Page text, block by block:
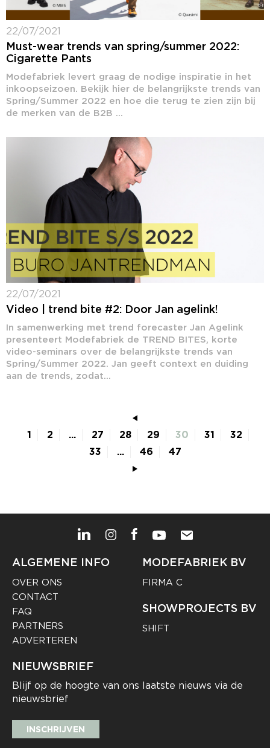
22/07/2021
Must-wear trends van spring/summer 2022:
Cigarette Pants
Modefabriek levert graag de nodige inspiratie in het
inkoopseizoen. Bekijk hier de belangrijkste trends van
Spring/Summer 2022 en hoe die terug te zien zijn bij
de merken van de B2B ...
22/07/2021
Video | trend bite #2: Door Jan agelink!
In samenwerking met trend forecaster Jan Agelink
presenteert Modefabriek de TREND BITES, korte
video-seminars over de belangrijkste trends van
Spring/Summer 2022. Jan geeft context en duiding
aan de trends, zodat...
1 2 ... 27 28 29 30 31
32
33
... 46 47
ALGEMENE INFO
OVER ONS
CONTACT
FAQ
PARTNERS
ADVERTEREN
MODEFABRIEK BV
FIRMA C
SHOWPROJECTS BV
SHIFT
NIEUWSBRIEF
Blijf op de hoogte van ons laatste nieuws via de
nieuwsbrief
INSCHRIJVEN